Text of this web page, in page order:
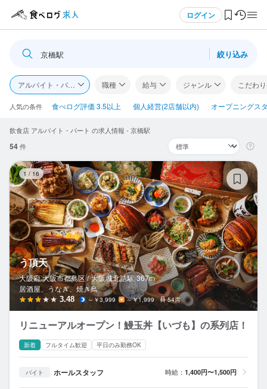
ログイン
食べログ求人TOP
求人検索
閲覧履歴
気になる求人
検索履歴・保存した条件
応募履歴
WEB履歴書
スカウト・メルマガ受信設定
ヘルプ・お問い合わせフォーム
京橋駅 絞り込み
アルバイト・パート 職種 給与 ジャンル こだわ
人気の条件 食べログ評価 3.5以上 個人経営(2店舗以内) オープニングス
飲食店 アルバイト・パート の求人情報 - 京橋駅
54件
1 / 16
う頂天
大阪府 大阪市都島区 / 大阪城北詰駅 367m
居酒屋、うなぎ、焼き鳥
3.48 ～￥3,999 ～￥1,999 54席
リニューアルオープン！鰻玉丼【いづも】の系列店！
新着 フルタイム歓迎 平日のみ勤務OK
バイト ホールスタッフ 時給： 1,400円〜1,500円